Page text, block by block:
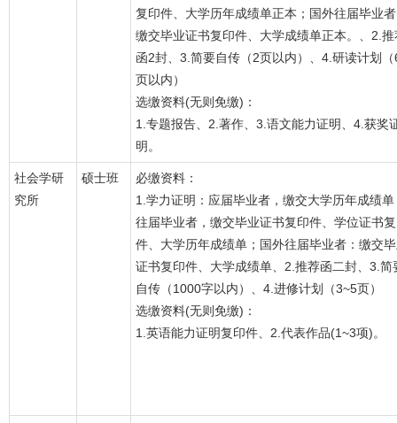
复印件、大学历年成绩单正本；国外往届毕业
缴交毕业证书复印件、大学成绩单正本。、2.推
函2封、3.简要自传（2页以内）、4.研读计划（
页以内）
选缴资料(无则免缴)：
1.专题报告、2.著作、3.语文能力证明、4.获奖
明。
社会学研
究所
硕士班
必缴资料：
1.学力证明：应届毕业者，缴交大学历年成绩单
往届毕业者，缴交毕业证书复印件、学位证书
件、大学历年成绩单；国外往届毕业者：缴交
证书复印件、大学成绩单、2.推荐函二封、3.简
自传（1000字以内）、4.进修计划（3~5页）
选缴资料(无则免缴)：
1.英语能力证明复印件、2.代表作品(1~3项)。